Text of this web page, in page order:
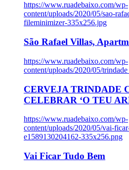
https://www.ruadebaixo.com/wp-
content/uploads/2020/05/sao-
fileminimizer-335x256.jpg
São Rafael Villas,
https://www.ruadebaixo.com/wp-
content/uploads/2020/05/
CERVEJA TRINDADE
CELEBRAR ‘O TEU
https://www.ruadebaixo.com/wp-
content/uploads/2020/05/vai-
e1589130204162-335x256.png
Vai Ficar Tudo Bem